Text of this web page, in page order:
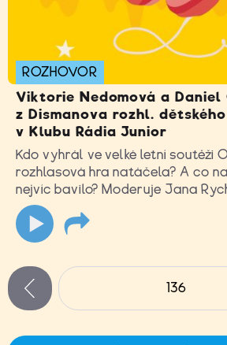
ROZHOVOR
Viktorie Nedomová a
z Dismanova rozhl.
v Klubu Rádia Junior
Kdo vyhrál ve velké letní soutěži
rozhlasová hra natáčela? A co
nejvíc bavilo? Moderuje Jana
Stránky
136